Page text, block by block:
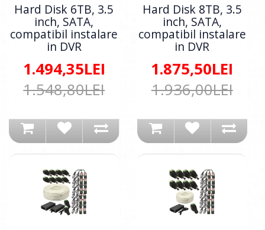
Hard Disk 6TB, 3.5
inch, SATA,
compatibil instalare
in DVR
1.494,35LEI
1.548,80LEI
Hard Disk 8TB, 3.5
inch, SATA,
compatibil instalare
in DVR
1.875,50LEI
1.936,00LEI